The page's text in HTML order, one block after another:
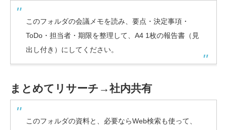
このフォルダの会議メモを読み、要点・決定事項・
ToDo・担当者・期限を整理して、A4 1枚の報告書（見
出し付き）にしてください。
まとめてリサーチ→社内共有
このフォルダの資料と、必要ならWeb検索も使って、